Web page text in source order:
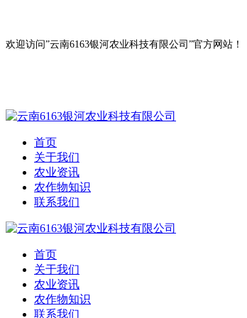
欢迎访问”云南6163银河农业科技有限公司”官方网站！
首页
关于我们
农业资讯
农作物知识
联系我们
首页
关于我们
农业资讯
农作物知识
联系我们